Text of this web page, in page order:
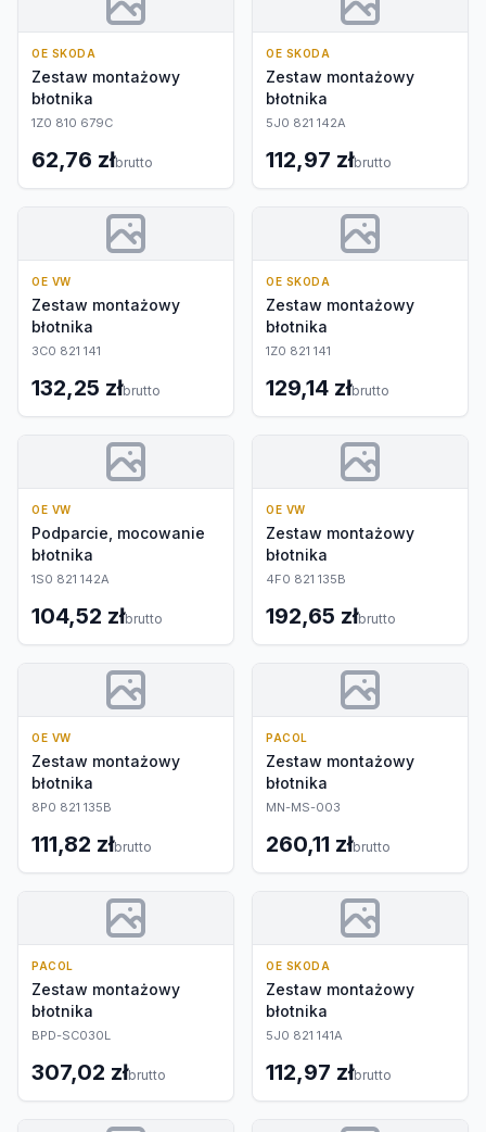
OE SKODA
Zestaw montażowy
błotnika
1Z0 810 679C
62,76 złbrutto
OE SKODA
Zestaw montażowy
błotnika
5J0 821 142A
112,97 złbrutto
OE VW
Zestaw montażowy
błotnika
3C0 821 141
132,25 złbrutto
OE SKODA
Zestaw montażowy
błotnika
1Z0 821 141
129,14 złbrutto
OE VW
Podparcie, mocowanie
błotnika
1S0 821 142A
104,52 złbrutto
OE VW
Zestaw montażowy
błotnika
4F0 821 135B
192,65 złbrutto
OE VW
Zestaw montażowy
błotnika
8P0 821 135B
111,82 złbrutto
PACOL
Zestaw montażowy
błotnika
MN-MS-003
260,11 złbrutto
PACOL
Zestaw montażowy
błotnika
BPD-SC030L
307,02 złbrutto
OE SKODA
Zestaw montażowy
błotnika
5J0 821 141A
112,97 złbrutto